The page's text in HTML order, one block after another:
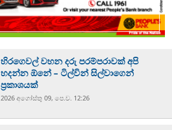
හිරගෙවල් වහන දරු පරම්පරාවක් අපි
හදන්න ඕනේ – ටිල්වින් සිල්වාගෙන්
ප්‍රකාශයක්
2026 අගෝස්‍තු 09, පෙ.ව. 12:26